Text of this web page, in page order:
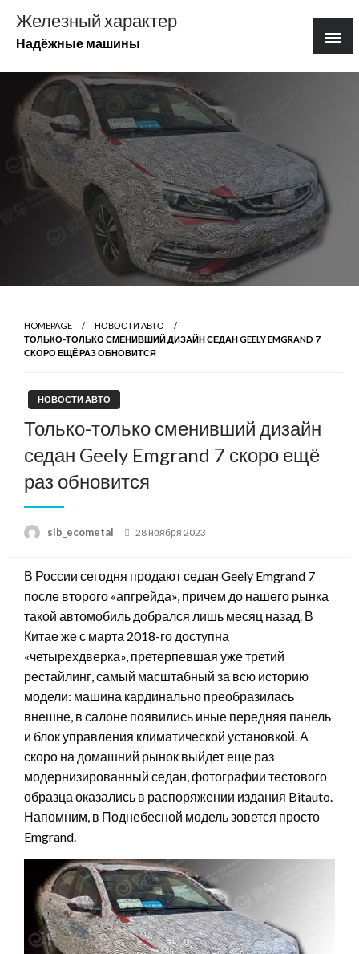
содержимому
Железный характер
Надёжные машины
HOMEPAGE
НОВОСТИ АВТО
ТОЛЬКО-ТОЛЬКО СМЕНИВШИЙ ДИЗАЙН СЕДАН GEELY EMGRAND 7
СКОРО ЕЩЁ РАЗ ОБНОВИТСЯ
НОВОСТИ АВТО
Только-только сменивший дизайн
седан Geely Emgrand 7 скоро ещё
раз обновится
sib_ecometal
Posted
28 ноября 2023
В России сегодня продают седан Geely Emgrand 7
после второго «апгрейда», причем до нашего рынка
такой автомобиль добрался лишь месяц назад. В
Китае же с марта 2018-го доступна
«четырехдверка», претерпевшая уже третий
рестайлинг, самый масштабный за всю историю
модели: машина кардинально преобразилась
внешне, в салоне появились иные передняя панель
и блок управления климатической установкой. А
скоро на домашний рынок выйдет еще раз
модернизированный седан, фотографии тестового
образца оказались в распоряжении издания Bitauto.
Напомним, в Поднебесной модель зовется просто
Emgrand.